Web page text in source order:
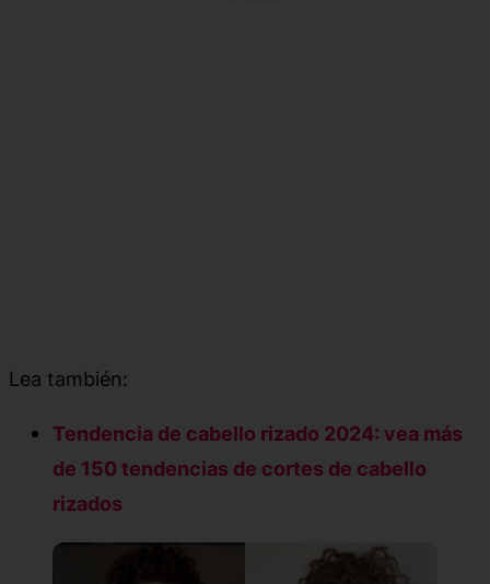
Lea también:
Tendencia de cabello rizado 2024: vea más
de 150 tendencias de cortes de cabello
rizados